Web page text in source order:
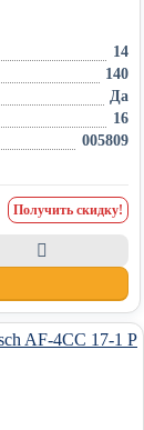
14
140
Да
16
005809
Получить скидку!